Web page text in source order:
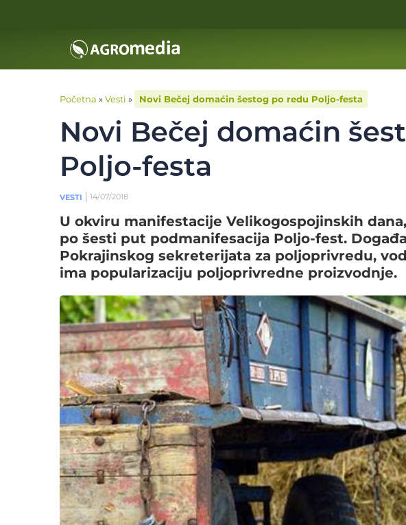
Početna »Vesti » Novi Bečej domaćin šestog po redu Poljo-festa
Novi Bečej domaćin
Poljo-festa
VESTI 14/07/2018
U okviru manifestacije Velikogospojinskih
po šesti put podmanifesacija Poljo-fest.
Pokrajinskog sekreterijata za poljoprivredu,
ima popularizaciju poljoprivredne proizvodnje.